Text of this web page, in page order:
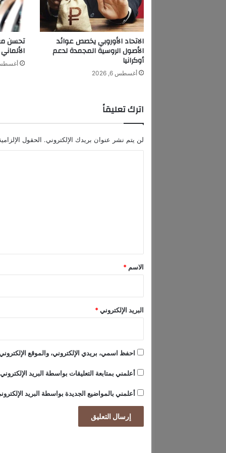
ر
ب
ي
ب
ا
ل
ح
ا
.
.
ت
ا
ا
ي
ـ
"
م
الاتحاد الأوروبي يخصص عوائد
الأصول الروسية المجمدة لدعم
أوكرانيا
أغسطس 6, 2026
تحسن
أغسطس 6,
اترك تعليقاً
لن يتم نشر عنوان بريدك الإلكتروني. الحقول
*
الاسم *
البريد الإلكتروني*
احفظ اسمي، بريدي الإلكتروني، والموقع
أعلمني بمتابعة التعليقات بواسطة البريد
أعلمني بالمواضيع الجديدة بواسطة البريد